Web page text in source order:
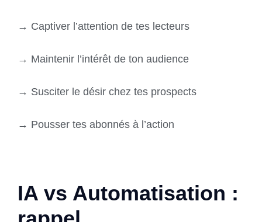
→ Captiver l’attention de tes lecteurs
→ Maintenir l’intérêt de ton audience
→ Susciter le désir chez tes prospects
→ Pousser tes abonnés à l’action
IA vs Automatisation :